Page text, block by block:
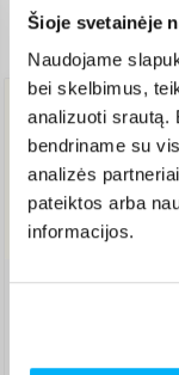
Šioje svetainėje
Naudojame
bei skelbimus,
analizuoti srautą.
bendriname su
analizės
pateiktos arba
informacijos.
15,71 €